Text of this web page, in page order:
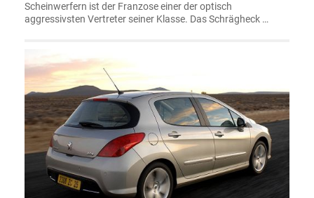
Scheinwerfern ist der Franzose einer der optisch
aggressivsten Vertreter seiner Klasse. Das Schrägheck …